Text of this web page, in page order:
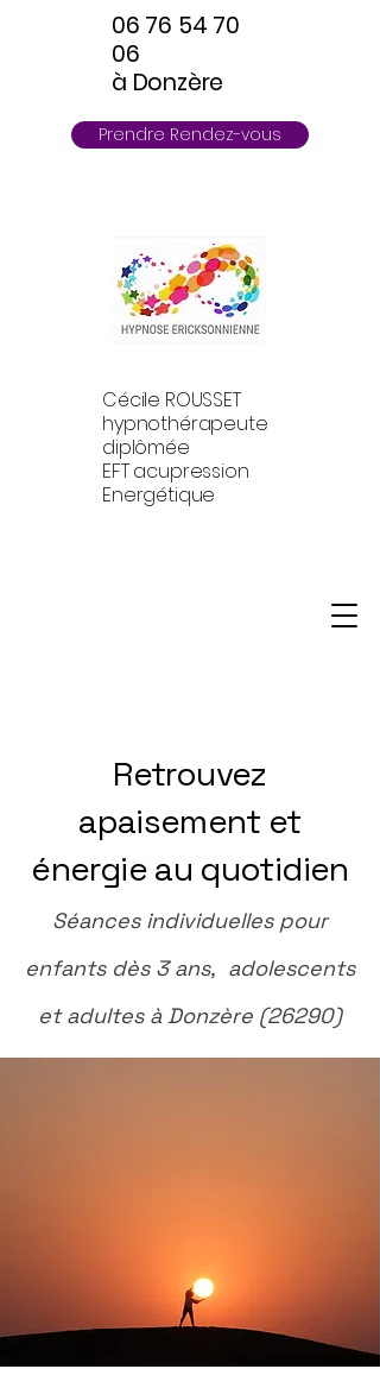
06 76 54 70
06
à Donzère
Prendre Rendez-vous
Cécile ROUSSET
hypnothérapeute
diplômée
EFT acupression
Energétique
Retrouvez
apaisement et
énergie au quotidien
Séances individuelles pour
enfants dès 3 ans, adolescents
et adultes à Donzère (26290)​